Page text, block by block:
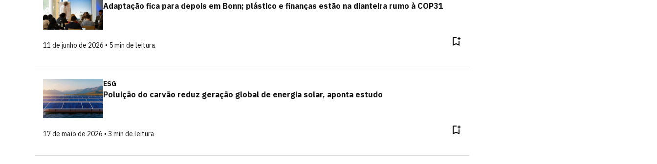
Adaptação fica para depois em Bonn; plástico e finanças estão na dianteira rumo à COP31
11 de junho de 2026 • 5 min de leitura
ESG
Poluição do carvão reduz geração global de energia solar, aponta estudo
17 de maio de 2026 • 3 min de leitura